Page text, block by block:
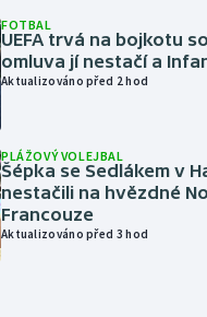
FOTBAL
UEFA trvá na bojkotu
omluva jí nestačí a
Aktualizováno před 2 hod
PLÁŽOVÝ VOLEJBAL
Šépka se Sedlákem v
nestačili na hvězdné
Francouze
Aktualizováno před 3 hod